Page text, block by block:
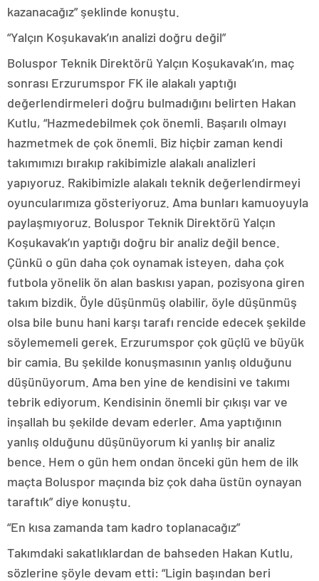
kazanacağız” şeklinde konuştu.
“Yalçın Koşukavak’ın analizi doğru değil”
Boluspor Teknik Direktörü Yalçın Koşukavak’ın, maç
sonrası Erzurumspor FK ile alakalı yaptığı
değerlendirmeleri doğru bulmadığını belirten Hakan
Kutlu, “Hazmedebilmek çok önemli. Başarılı olmayı
hazmetmek de çok önemli. Biz hiçbir zaman kendi
takımımızı bırakıp rakibimizle alakalı analizleri
yapıyoruz. Rakibimizle alakalı teknik değerlendirmeyi
oyuncularımıza gösteriyoruz. Ama bunları kamuoyuyla
paylaşmıyoruz. Boluspor Teknik Direktörü Yalçın
Koşukavak’ın yaptığı doğru bir analiz değil bence.
Çünkü o gün daha çok oynamak isteyen, daha çok
futbola yönelik ön alan baskısı yapan, pozisyona giren
takım bizdik. Öyle düşünmüş olabilir, öyle düşünmüş
olsa bile bunu hani karşı tarafı rencide edecek şekilde
söylememeli gerek. Erzurumspor çok güçlü ve büyük
bir camia. Bu şekilde konuşmasının yanlış olduğunu
düşünüyorum. Ama ben yine de kendisini ve takımı
tebrik ediyorum. Kendisinin önemli bir çıkışı var ve
inşallah bu şekilde devam ederler. Ama yaptığının
yanlış olduğunu düşünüyorum ki yanlış bir analiz
bence. Hem o gün hem ondan önceki gün hem de ilk
maçta Boluspor maçında biz çok daha üstün oynayan
taraftık” diye konuştu.
“En kısa zamanda tam kadro toplanacağız”
Takımdaki sakatlıklardan de bahseden Hakan Kutlu,
sözlerine şöyle devam etti: “Ligin başından beri